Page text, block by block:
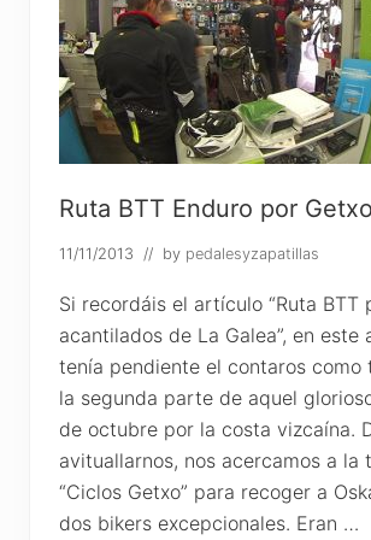
2
0
3
n
e
d
e
S
o
r
g
n
e
x
y
i
z
k
o
m
e
n
d
i
Ruta BTT Enduro por
11/11/2013 // by pedalesyzapatillas
Si recordáis el artículo “Ruta BTT
acantilados de La Galea”, en este
tenía pendiente el contaros como
la segunda parte de aquel
de octubre por la costa vizcaína.
avituallarnos, nos acercamos a la
“Ciclos Getxo” para recoger a
dos bikers excepcionales. Eran …